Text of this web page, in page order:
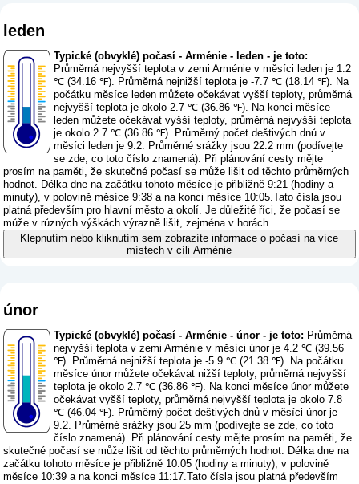
leden
Typické (obvyklé) počasí - Arménie - leden - je toto:
Průměrná nejvyšší teplota v zemi Arménie v měsíci leden je 1.2
℃ (34.16 ℉). Průměrná nejnižší teplota je -7.7 ℃ (18.14 ℉). Na
počátku měsíce leden můžete očekávat vyšší teploty, průměrná
nejvyšší teplota je okolo 2.7 ℃ (36.86 ℉). Na konci měsíce
leden můžete očekávat vyšší teploty, průměrná nejvyšší teplota
je okolo 2.7 ℃ (36.86 ℉). Průměrný počet deštivých dnů v
měsíci leden je 9.2. Průměrné srážky jsou 22.2 mm (podívejte
se zde, co toto číslo znamená). Při plánování cesty mějte
prosím na paměti, že skutečné počasí se může lišit od těchto průměrných
hodnot. Délka dne na začátku tohoto měsíce je přibližně 9:21 (hodiny a
minuty), v polovině měsíce 9:38 a na konci měsíce 10:05.Tato čísla jsou
platná především pro hlavní město a okolí. Je důležité říci, že počasí se
může v různých výškách výrazně lišit, zejména v horách.
Klepnutím nebo kliknutím sem zobrazíte informace o počasí na více
místech v cíli Arménie
únor
Typické (obvyklé) počasí - Arménie - únor - je toto: Průměrná
nejvyšší teplota v zemi Arménie v měsíci únor je 4.2 ℃ (39.56
℉). Průměrná nejnižší teplota je -5.9 ℃ (21.38 ℉). Na počátku
měsíce únor můžete očekávat nižší teploty, průměrná nejvyšší
teplota je okolo 2.7 ℃ (36.86 ℉). Na konci měsíce únor můžete
očekávat vyšší teploty, průměrná nejvyšší teplota je okolo 7.8
℃ (46.04 ℉). Průměrný počet deštivých dnů v měsíci únor je
9.2. Průměrné srážky jsou 25 mm (podívejte se zde, co toto
číslo znamená). Při plánování cesty mějte prosím na paměti, že
skutečné počasí se může lišit od těchto průměrných hodnot. Délka dne na
začátku tohoto měsíce je přibližně 10:05 (hodiny a minuty), v polovině
měsíce 10:39 a na konci měsíce 11:17.Tato čísla jsou platná především